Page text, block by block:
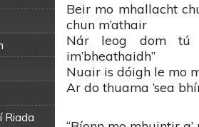
Beir mo mhallacht
chun m’athair
Nár leog dom tú
im’bheathaidh”
Nuair is dóigh le mo
Ar do thuama ‘sea
Riada